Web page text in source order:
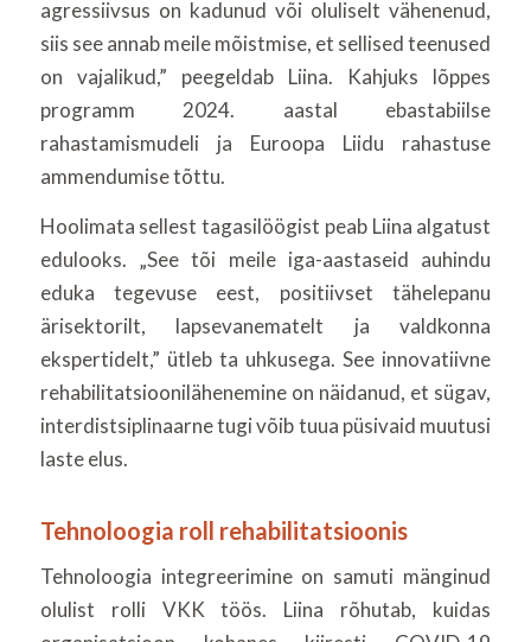
agressiivsus on kadunud või oluliselt vähenenud,
siis see annab meile mõistmise, et sellised teenused
on vajalikud,” peegeldab Liina. Kahjuks lõppes
programm 2024. aastal ebastabiilse
rahastamismudeli ja Euroopa Liidu rahastuse
ammendumise tõttu.
Hoolimata sellest tagasilöögist peab Liina algatust
edulooks. „See tõi meile iga-aastaseid auhindu
eduka tegevuse eest, positiivset tähelepanu
ärisektorilt, lapsevanematelt ja valdkonna
ekspertidelt,” ütleb ta uhkusega. See innovatiivne
rehabilitatsioonilähenemine on näidanud, et sügav,
interdistsiplinaarne tugi võib tuua püsivaid muutusi
laste elus.
Tehnoloogia roll rehabilitatsioonis
Tehnoloogia integreerimine on samuti mänginud
olulist rolli VKK töös. Liina rõhutab, kuidas